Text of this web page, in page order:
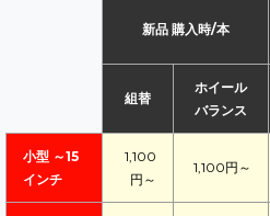
新品 購入時/本
組替
ホイール
バランス
小型 ～15
インチ
1,100
円～
1,100円～